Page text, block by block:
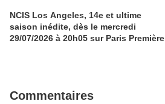
NCIS Los Angeles, 14e et ultime
saison inédite, dès le mercredi
29/07/2026 à 20h05 sur Paris Première
Commentaires